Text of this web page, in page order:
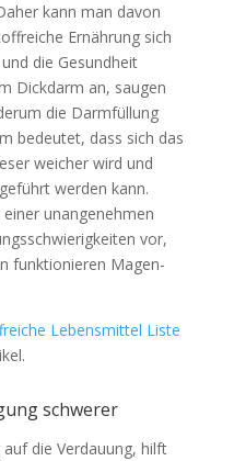
kann man davon
Ernährung sich
die Gesundheit
Dickdarm an, saugen
die Darmfüllung
bedeutet, dass sich das
weicher wird und
werden kann.
unangenehmen
vor,
funktionieren Magen-
Lebensmittel Liste
schwerer
die Verdauung, hilft